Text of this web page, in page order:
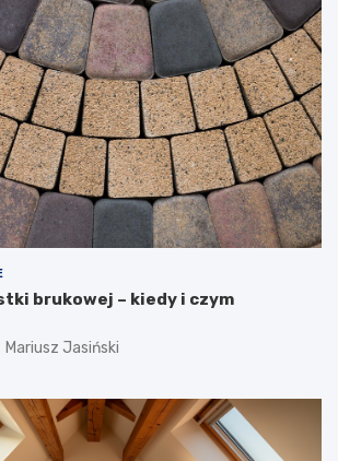
brukowej – kiedy i czym
Mariusz Jasiński